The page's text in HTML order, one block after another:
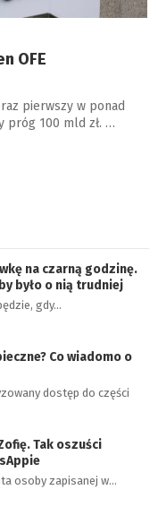
OFE
pierwszy w ponad
próg 100 mld zł. …
na czarną godzinę.
było o nią trudniej
gdy…
Co wiadomo o
dostęp do części
Tak oszuści
osoby zapisanej w…